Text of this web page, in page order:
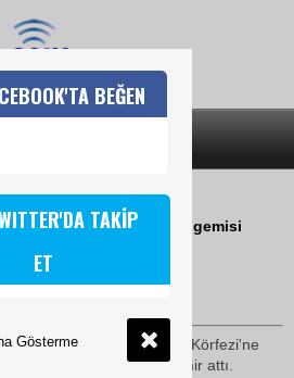
GEMİSİ MARMARİSTE
adlı dev yolcu gemisi
geldi.
29 Eylül 2009 / 01:16
saatlerinde Marmaris
Körfezi'ne
Limanı'na demir attı.
BEĞEN
TAKİP
ET
Gösterme